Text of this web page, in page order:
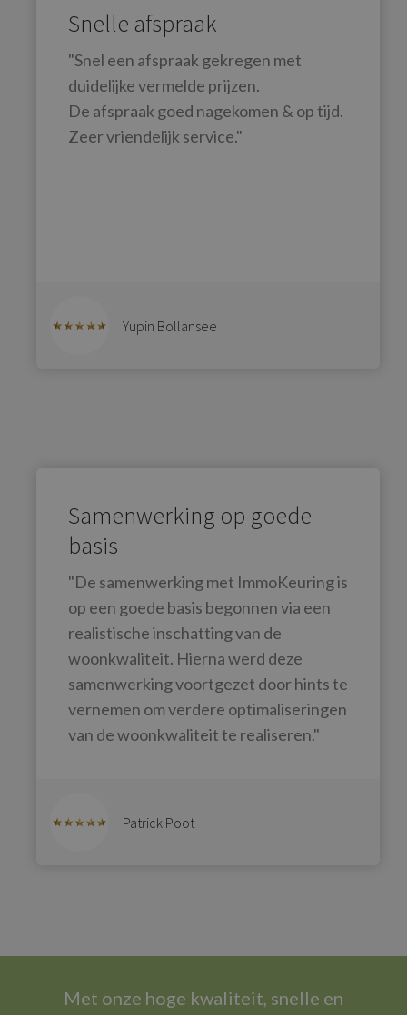
Snelle afspraak
"Snel een afspraak gekregen met
duidelijke vermelde prijzen.
De afspraak goed nagekomen & op tijd.
Zeer vriendelijk service."
Yupin Bollansee
Samenwerking op goede
basis
"De samenwerking met ImmoKeuring is
op een goede basis begonnen via een
realistische inschatting van de
woonkwaliteit. Hierna werd deze
samenwerking voortgezet door hints te
vernemen om verdere optimaliseringen
van de woonkwaliteit te realiseren."
Patrick Poot
Met onze hoge kwaliteit, snelle en